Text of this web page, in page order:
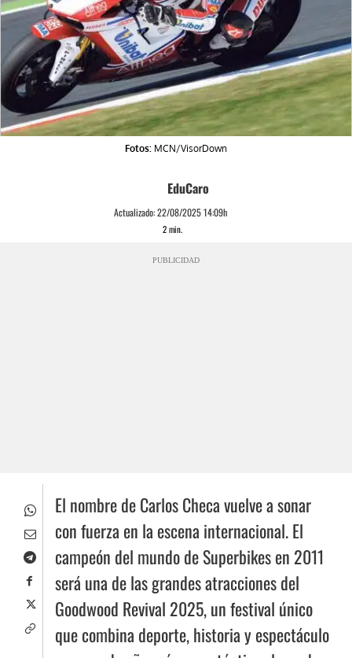
Fotos: MCN/VisorDown
EduCaro
Actualizado:22/08/2025 14:09h
2min.
PUBLICIDAD
El nombre de Carlos Checa vuelve a sonar
con fuerza en la escena internacional. El
campeón del mundo de Superbikes en 2011
será una de las grandes atracciones del
Goodwood Revival 2025, un festival único
que combina deporte, historia y espectáculo